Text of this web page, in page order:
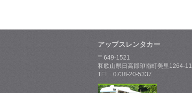
アップスレンタカー
〒649-1521
和歌山県日高郡印南町美里1264-11
TEL : 0738-20-5337